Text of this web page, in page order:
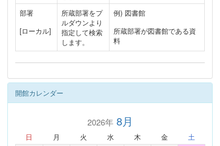
部署
所蔵部署をプ
ルダウンより
指定して検索
します。
例) 図書館
[ローカル]
所蔵部署が図書館である資
料
開館カレンダー
2026年8月
日 月 火 水 木 金 土